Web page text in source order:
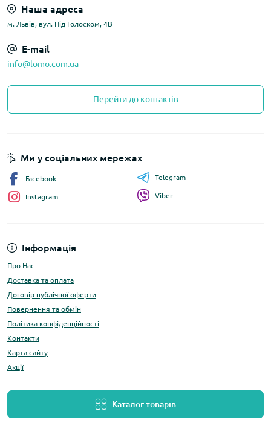
Наша адреса
м. Львів, вул. Під Голоском, 4В
E-mail
info@lomo.com.ua
Перейти до контактів
Інформація
Про Нас
Доставка та оплата
Договір публічної оферти
Повернення та обмін
Політика конфіденційності
Контакти
Карта сайту
Акції
Каталог товарів
Ми у соціальних мережах
Facebook
Instagram
Telegram
Viber